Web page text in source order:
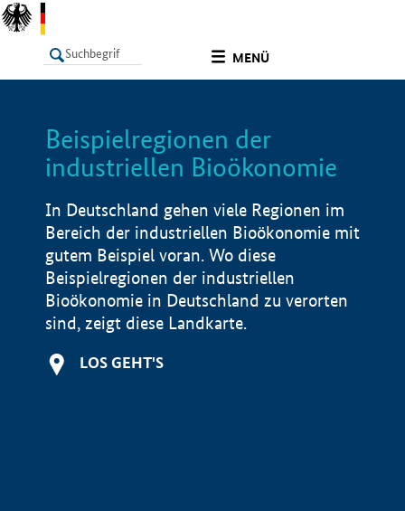
MENÜ
LISTE
Beispielregionen der
industriellen Bioökonomie
In Deutschland gehen viele Regionen im
Bereich der industriellen Bioökonomie mit
gutem Beispiel voran. Wo diese
Beispielregionen der industriellen
Bioökonomie in Deutschland zu verorten
sind, zeigt diese Landkarte.
LOS GEHT'S